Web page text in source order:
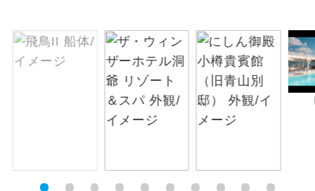
温泉
ご宿泊ホテルに露天風呂が付いていま
す。
全食事付き
全てのお食事が付いていますので、お食
事の心配はいりません。（機内食を除